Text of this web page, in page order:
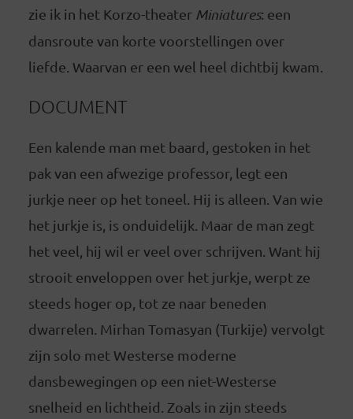
zie ik in het Korzo-theater Miniatures: een
dansroute van korte voorstellingen over
liefde. Waarvan er een wel heel dichtbij kwam.
DOCUMENT
Een kalende man met baard, gestoken in het
pak van een afwezige professor, legt een
jurkje neer op het toneel. Hij is alleen. Van wie
het jurkje is, is onduidelijk. Maar de man zegt
het veel, hij wil er veel over schrijven. Want hij
strooit enveloppen over het jurkje, werpt ze
steeds hoger op, tot ze naar beneden
dwarrelen. Mirhan Tomasyan (Turkije) vervolgt
zijn solo met Westerse moderne
dansbewegingen op een niet-Westerse
snelheid en lichtheid. Zoals in zijn steeds